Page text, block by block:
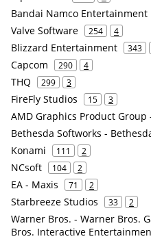
Bandai Namco Entertainment
Valve Software 254 4
Blizzard Entertainment 343
Capcom 290 4
THQ 299 3
FireFly Studios 15 3
AMD Graphics Product Group
Bethesda Softworks -
Konami 111 2
NCsoft 104 2
EA - Maxis 71 2
Starbreeze Studios 33 2
Warner Bros. - Warner Bros.
Bros. Interactive